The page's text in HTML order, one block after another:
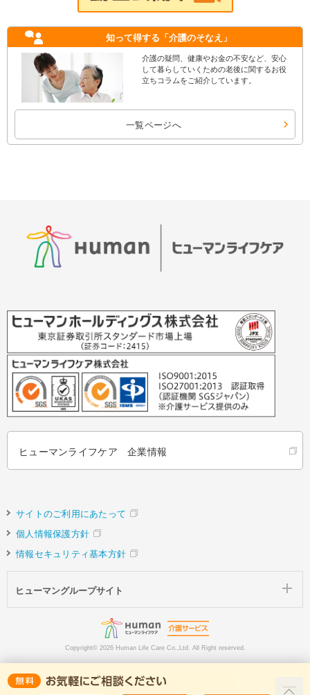
知って得する 「介護のそなえ」
介護の疑問、健康やお金の不安など、安心
して暮らしていくための老後に関するお役
立ちコラムをご紹介しています。
一覧ページへ
ヒューマンライフケア 企業情報
サイトのご利用にあたって
個人情報保護方針
情報セキュリティ基本方針
ヒューマングループサイト
Copyright© 2026 Human Life Care Co.,Ltd. All Right reserved.